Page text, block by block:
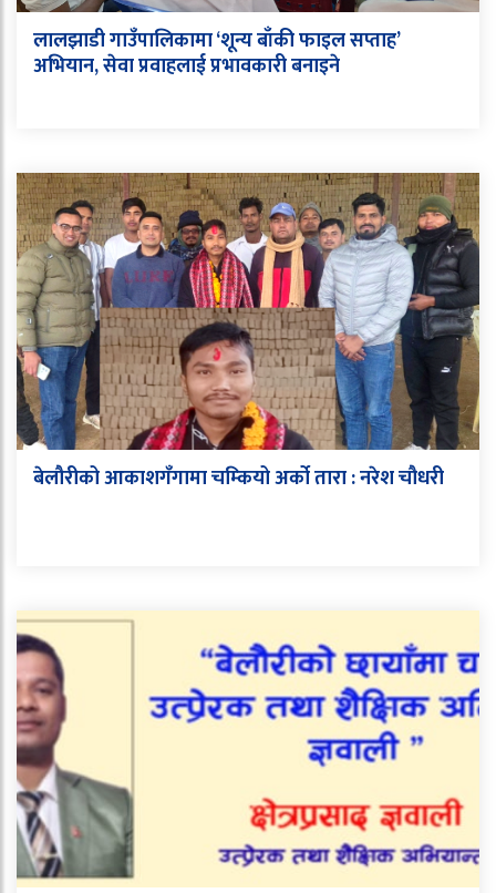
लालझाडी गाउँपालिकामा ‘शून्य बाँकी फाइल सप्ताह’
अभियान, सेवा प्रवाहलाई प्रभावकारी बनाइने
बेलौरीको आकाशगँगामा चम्कियो अर्को तारा : नरेश चौधरी